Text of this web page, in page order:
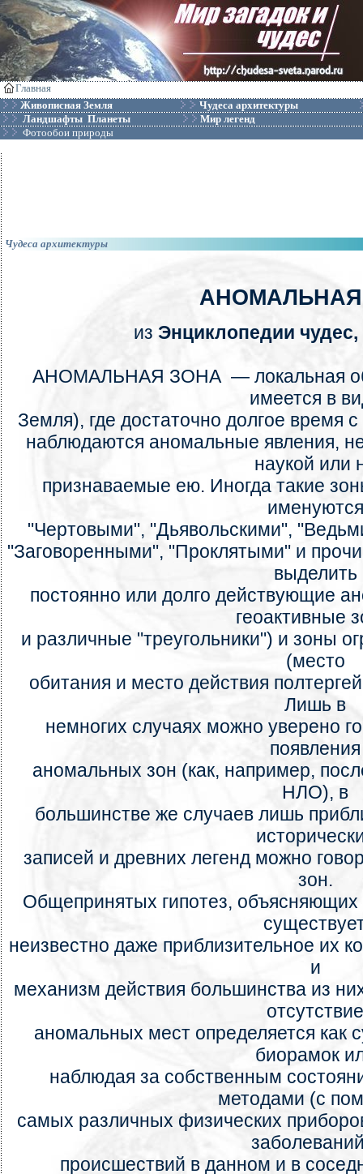
Главная
Живописная Земля
Чудеса архитектуры
Ландшафты Планеты
Мир легенд
Фотообои природы
Чудеса архитектуры
из Энциклопедии чудес,
АНОМАЛЬНАЯ ЗОНА — локальная
имеется в
Земля), где достаточно долгое время
наблюдаются аномальные явления,
наукой или
признаваемые ею. Иногда такие
именуются
"Чертовыми", "Дьявольскими",
"Заговоренными", "Проклятыми" и
выделить
постоянно или долго действующие
геоактивные
и различные "треугольники") и зоны
(место
обитания и место действия
Лишь в
немногих случаях можно уверено
появления
аномальных зон (как, например,
НЛО), в
большинстве же случаев лишь
записей и древних легенд можно
зон.
Общепринятых гипотез, объясняющих
неизвестно даже приблизительное их
и
механизм действия большинства из
отсутствие
аномальных мест определяется
биорамок
наблюдая за собственным
методами (с
самых различных физических
происшествий в данном и в